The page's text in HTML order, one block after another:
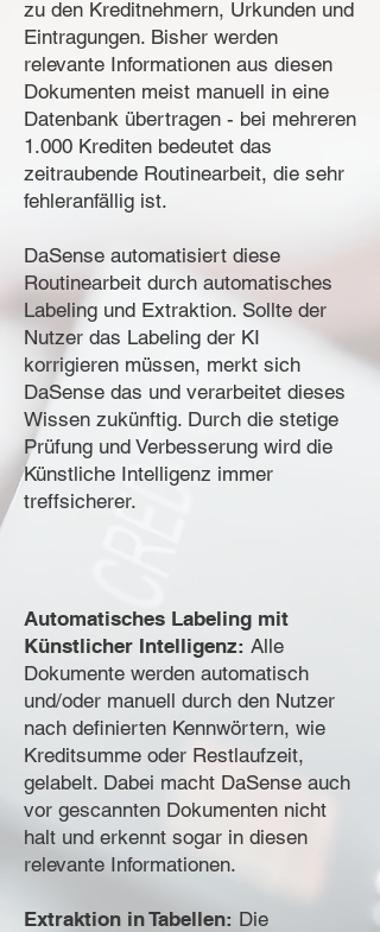
zu den Kreditnehmern, Urkunden und
Eintragungen. Bisher werden
relevante Informationen aus diesen
Dokumenten meist manuell in eine
Datenbank übertragen - bei mehreren
1.000 Krediten bedeutet das
zeitraubende Routinearbeit, die sehr
fehleranfällig ist.
DaSense automatisiert diese
Routinearbeit durch automatisches
Labeling und Extraktion. Sollte der
Nutzer das Labeling der KI
korrigieren müssen, merkt sich
DaSense das und verarbeitet dieses
Wissen zukünftig. Durch die stetige
Prüfung und Verbesserung wird die
Künstliche Intelligenz immer
treffsicherer.
Automatisches Labeling mit
Künstlicher Intelligenz: Alle
Dokumente werden automatisch
und/oder manuell durch den Nutzer
nach definierten Kennwörtern, wie
Kreditsumme oder Restlaufzeit,
gelabelt. Dabei macht DaSense auch
vor gescannten Dokumenten nicht
halt und erkennt sogar in diesen
relevante Informationen.
Extraktion in Tabellen: Die